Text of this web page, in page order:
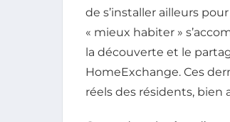
de s’installer ailleurs
« mieux habiter »
la découverte et le
HomeExchange. Ces
réels des résidents,